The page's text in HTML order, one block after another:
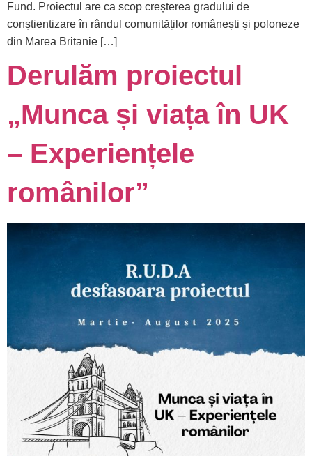
Fund. Proiectul are ca scop creșterea gradului de
conștientizare în rândul comunităților românești și poloneze
din Marea Britanie […]
Derulăm proiectul
„Munca și viața în UK
– Experiențele
românilor”